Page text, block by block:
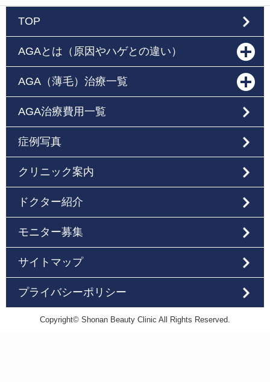
TOP
AGAとは（原因やハゲとの違い）
AGA（薄毛）治療一覧
AGA治療費用一覧
症例写真
クリニック案内
ドクター紹介
モニター募集
サイトマップ
プライバシーポリシー
Copyright© Shonan Beauty Clinic All Rights Reserved.